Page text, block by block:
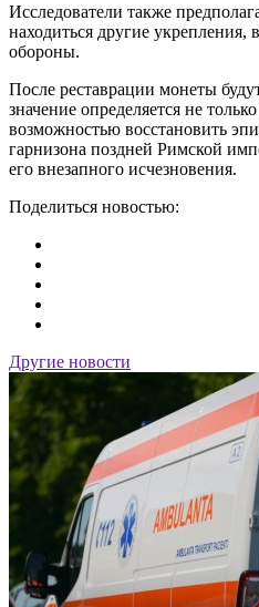
Исследователи также
находиться другие
обороны.
После реставрации монеты
значение определяется не
возможностью восстановить
гарнизона поздней Римской
его внезапного исчезновения.
Поделиться новостью:
Другие новости